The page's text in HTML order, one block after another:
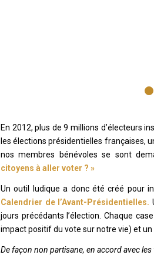
En 2012, plus de 9 millions d’électeurs
les élections présidentielles françaises,
nos membres bénévoles se sont
citoyens à aller voter ? »
Un outil ludique a donc été créé pour
Calendrier de l’Avant-Présidentielles.
jours précédants l’élection. Chaque
impact positif du vote sur notre vie) et
De façon non partisane, en accord avec les